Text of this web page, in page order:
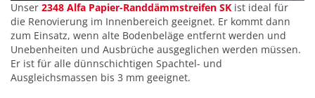
Unser 2348 Alfa Papier-Randdämmstreifen SK ist ideal für
die Renovierung im Innenbereich geeignet. Er kommt dann
zum Einsatz, wenn alte Bodenbeläge entfernt werden und
Unebenheiten und Ausbrüche ausgeglichen werden müssen.
Er ist für alle dünnschichtigen Spachtel- und
Ausgleichsmassen bis 3 mm geeignet.